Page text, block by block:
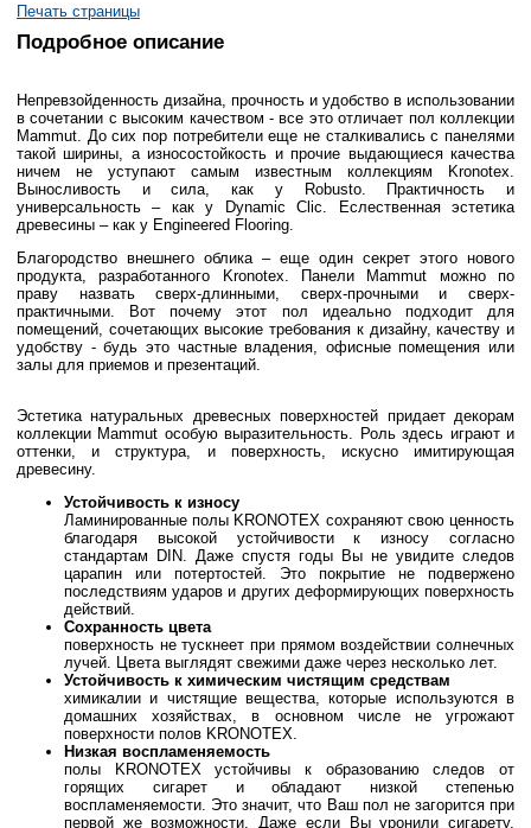
Печать страницы
Подробное описание
Непревзойденность дизайна, прочность и удобство в использовании
в сочетании с высоким качеством - все это отличает пол коллекции
Mammut . До сих пор потребители еще не сталкивались с панелями
такой ширины, а износостойкость и прочие выдающиеся качества
ничем не уступают самым известным коллекциям
Kronotex.
Выносливость и сила, как у
Robusto. Практичность и
универсальность – как у Dynamic Clic. Еслественная эстетика
древесины – как у Engineered Flooring.
Благородство внешнего облика – еще один секрет этого нового
продукта, разработанного Kronotex. Панели Mammut можно по
праву назвать сверх-длинными, сверх-прочными и сверх-
практичными. Вот почему этот пол идеально подходит для
помещений, сочетающих высокие требования к дизайну, качеству и
удобству - будь это частные владения, офисные помещения или
залы для приемов и презентаций.
Эстетика натуральных древесных поверхностей придает декорам
коллекции Mammut особую выразительность. Роль здесь играют и
оттенки, и структура, и поверхность, искусно имитирующая
древесину.
Устойчивость к износу
Ламинированные полы KRONOTEX сохраняют свою ценность
благодаря высокой устойчивости к износу согласно
стандартам DIN. Даже спустя годы Вы не увидите следов
царапин или потертостей. Это покрытие не подвержено
последствиям ударов и других деформирующих поверхность
действий.
Сохранность цвета
поверхность не тускнеет при прямом воздействии солнечных
лучей. Цвета выглядят свежими даже через несколько лет.
Устойчивость к химическим чистящим средствам
химикалии и чистящие вещества, которые используются в
домашних хозяйствах, в основном числе не угрожают
поверхности полов KRONOTEX.
Низкая воспламеняемость
полы KRONOTEX устойчивы к образованию следов от
горящих сигарет и обладают низкой степенью
воспламеняемости. Это значит, что Ваш пол не загорится при
первой же возможности. Даже если Вы уронили сигарету,